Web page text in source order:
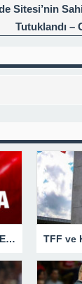
Sitesi’nin
Tutuklandı –
İlayda Yağmur Yılmaz: En büyük başarım genç kızlara umut olmak